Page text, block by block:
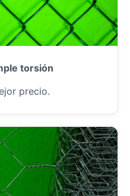
torsión
precio.